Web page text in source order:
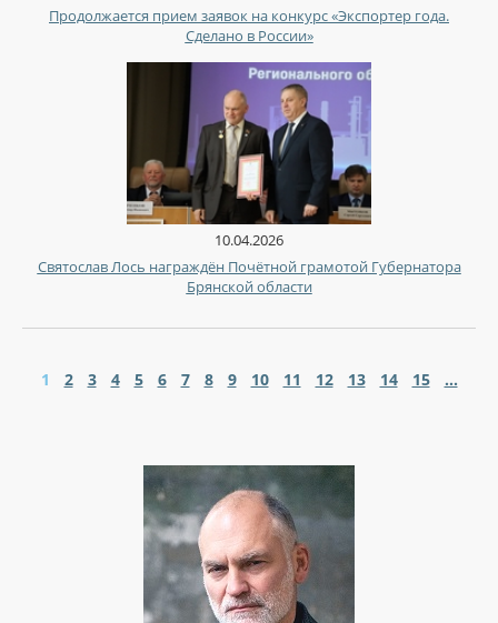
Продолжается прием заявок на конкурс «Экспортер года.
Сделано в России»
10.04.2026
Святослав Лось награждён Почётной грамотой Губернатора
Брянской области
1 2 3 4 5 6 7 8 9 10 11 12 13 14 15 ...